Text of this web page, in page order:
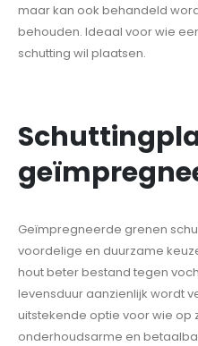
maar kan ook behandeld
behouden. Ideaal voor wie
schutting wil plaatsen.
Geïmpregneerde grenen
voordelige en duurzame
hout beter bestand tegen
levensduur aanzienlijk wordt
uitstekende optie voor wie op
onderhoudsarme en